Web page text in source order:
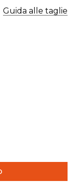
Guida alle taglie